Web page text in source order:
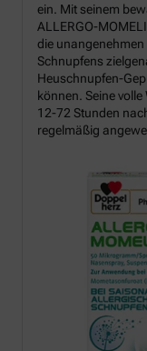
ein. Mit seinem
ALLERGO-
die
Schnupfens
Heuschnupfen-
können. Seine
12-72 Stunden
regelmäßig